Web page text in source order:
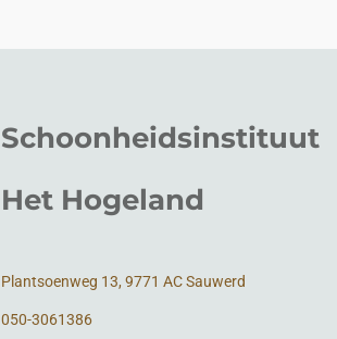
Schoonheidsinstituut
Het Hogeland
Plantsoenweg 13, 9771 AC Sauwerd
050-3061386